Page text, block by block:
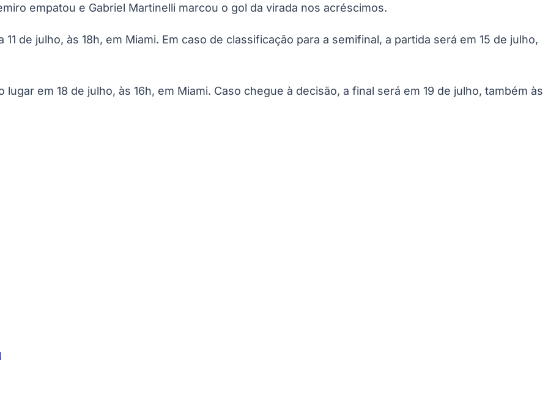
empatou e Gabriel Martinelli marcou o gol da virada nos acréscimos.
de julho, às 18h, em Miami. Em caso de classificação para a semifinal, a partida será em 15 de julho,
em 18 de julho, às 16h, em Miami. Caso chegue à decisão, a final será em 19 de julho, também às